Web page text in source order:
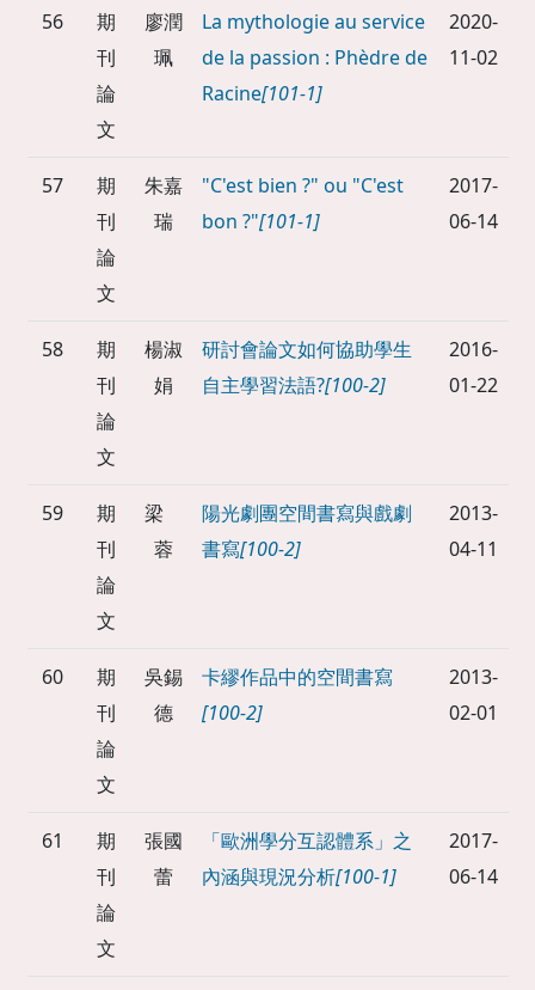
56
期
刊
論
文
廖潤
珮
La mythologie au service
de la passion : Phèdre de
Racine[101-1]
2020-
11-02
57
期
刊
論
文
朱嘉
瑞
"C'est bien ?" ou "C'est
bon ?"[101-1]
2017-
06-14
58
期
刊
論
文
楊淑
娟
研討會論文如何協助學生
自主學習法語?[100-2]
2016-
01-22
59
期
刊
論
文
梁
蓉
陽光劇團空間書寫與戲劇
書寫[100-2]
2013-
04-11
60
期
刊
論
文
吳錫
德
卡繆作品中的空間書寫
[100-2]
2013-
02-01
61
期
刊
論
文
張國
蕾
「歐洲學分互認體系」之
內涵與現況分析[100-1]
2017-
06-14